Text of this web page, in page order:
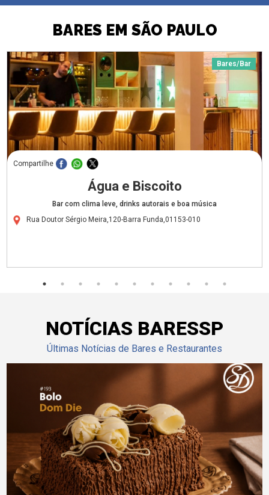
BARES EM SÃO PAULO
Bares/Bar
Compartilhe
Água e Biscoito
Bar com clima leve, drinks autorais e boa música
Rua Doutor Sérgio Meira,120-Barra Funda,01153-010
NOTÍCIAS BARESSP
Últimas Notícias de Bares e Restaurantes